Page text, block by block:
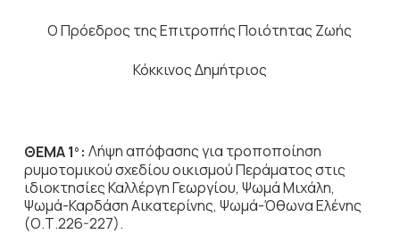
Ο Πρόεδρος της Επιτροπής Ποιότητας Ζωής
Κόκκινος Δημήτριος
ΘΕΜΑ 1 ο : Λήψη απόφασης για τροποποίηση
ρυμοτομικού σχεδίου οικισμού Περάματος στις
ιδιοκτησίες Καλλέργη Γεωργίου, Ψωμά Μιχάλη,
Ψωμά-Καρδάση Αικατερίνης, Ψωμά-Όθωνα Ελένης
(Ο.Τ.226-227).